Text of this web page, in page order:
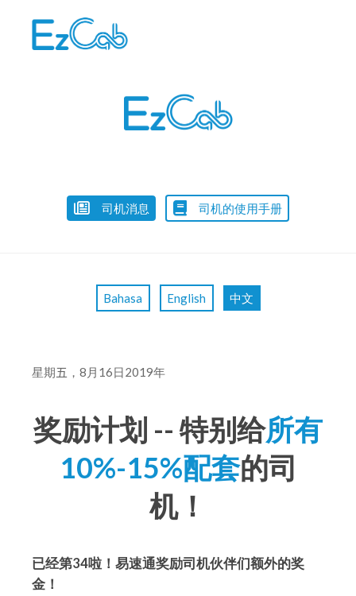
司机消息 司机的使用手册
Bahasa English 中文
星期五 ，8月16日2019年
奖励计划 -- 特别给所有
10%-15%配套的司
机！
已经第34啦！易速通奖励司机伙伴们额外的奖
金！